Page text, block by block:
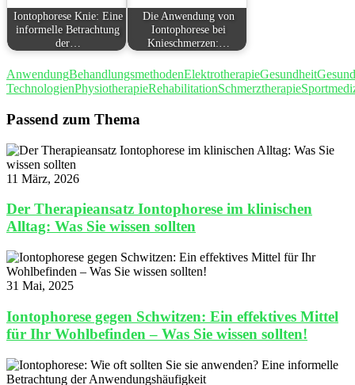
Iontophorese Knie: Eine
informelle Betrachtung
der…
Die Anwendung von
Iontophorese bei
Knieschmerzen:…
AnwendungBehandlungsmethodenElektrotherapieGesundheit
TechnologienPhysiotherapieRehabilitationSchmerztherapie
Passend zum Thema
11 März, 2026
Der Therapieansatz Iontophorese im klinischen
Alltag: Was Sie wissen sollten
31 Mai, 2025
Iontophorese gegen Schwitzen: Ein effektives Mittel
für Ihr Wohlbefinden – Was Sie wissen sollten!